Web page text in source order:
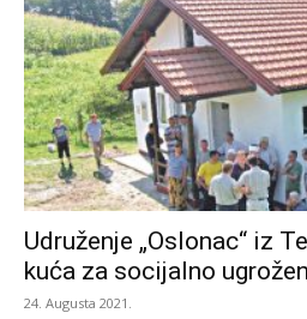
Udruženje „Oslonac“ iz
kuća za socijalno
24. Augusta 2021.